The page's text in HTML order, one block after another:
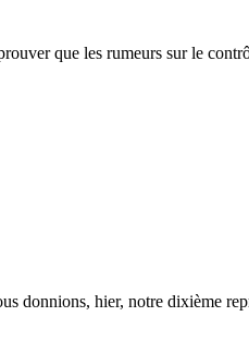
que les rumeurs sur le
donnions, hier, notre dixième